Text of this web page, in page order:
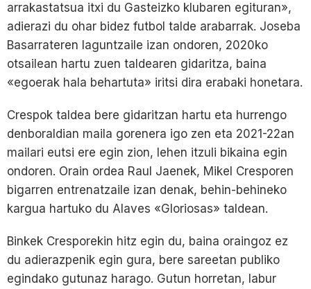
arrakastatsua itxi du Gasteizko klubaren egituran»,
adierazi du ohar bidez futbol talde arabarrak. Joseba
Basarrateren laguntzaile izan ondoren, 2020ko
otsailean hartu zuen taldearen gidaritza, baina
«egoerak hala behartuta» iritsi dira erabaki honetara.
Crespok taldea bere gidaritzan hartu eta hurrengo
denboraldian maila gorenera igo zen eta 2021-22an
mailari eutsi ere egin zion, lehen itzuli bikaina egin
ondoren. Orain ordea Raul Jaenek, Mikel Cresporen
bigarren entrenatzaile izan denak, behin-behineko
kargua hartuko du Alaves «Gloriosas» taldean.
Binkek Cresporekin hitz egin du, baina oraingoz ez
du adierazpenik egin gura, bere sareetan publiko
egindako gutunaz harago. Gutun horretan, labur